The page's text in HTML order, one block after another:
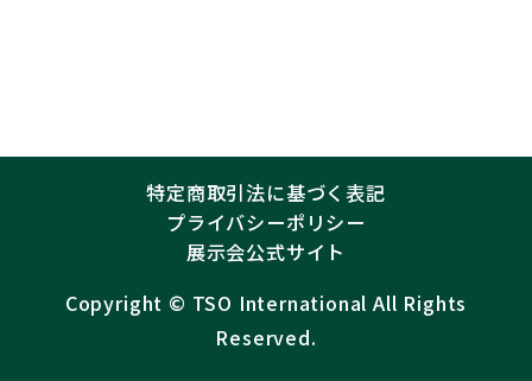
特定商取引法に基づく表記
プライバシーポリシー
展示会公式サイト
Copyright ©︎ TSO International All Rights
Reserved.